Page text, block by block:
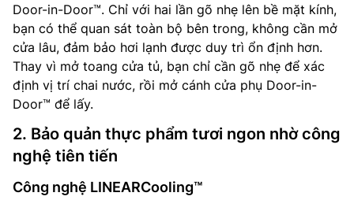
Door-in-Door™. Chỉ với hai lần gõ nhẹ lên bề mặt kính,
bạn có thể quan sát toàn bộ bên trong, không cần mở
cửa lâu, đảm bảo hơi lạnh được duy trì ổn định hơn.
Thay vì mở toang cửa tủ, bạn chỉ cần gõ nhẹ để xác
định vị trí chai nước, rồi mở cánh cửa phụ Door-in-
Door™ để lấy.
2. Bảo quản thực phẩm tươi ngon nhờ công
nghệ tiên tiến
Công nghệ LINEARCooling™